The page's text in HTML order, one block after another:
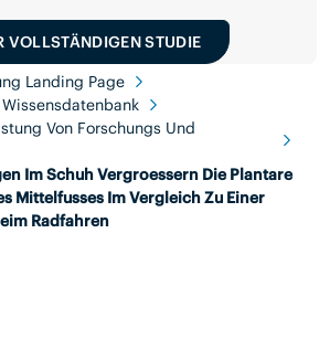
VOLLSTÄNDIGEN STUDIE
Landing Page
Von Forschungs Und
Im Schuh Vergroessern Die Plantare
Mittelfusses Im Vergleich Zu Einer
Radfahren